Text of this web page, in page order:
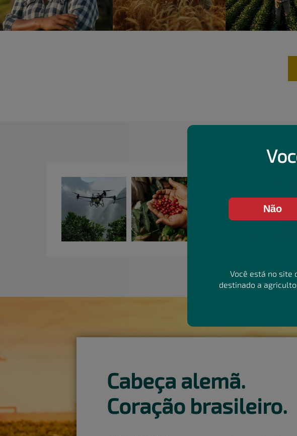
Não
Você está no site
destinado a
Cabeça alemã.
Coração brasileiro.